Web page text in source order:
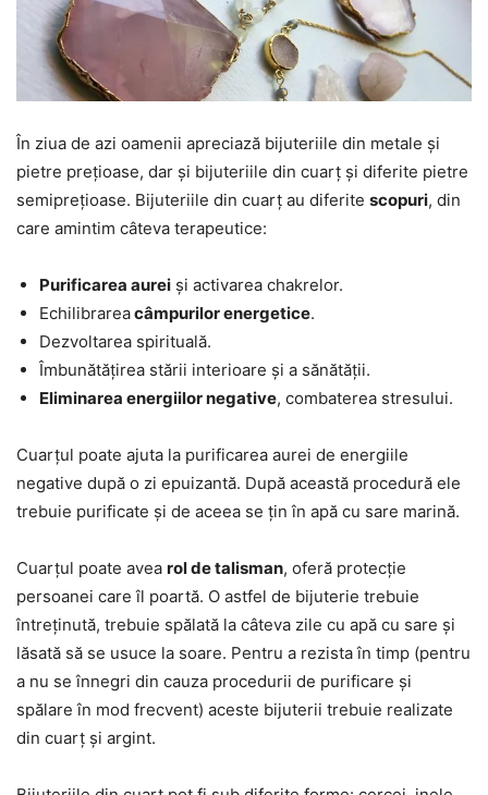
În ziua de azi oamenii apreciază bijuteriile din metale și
pietre prețioase, dar și bijuteriile din cuarț și diferite pietre
semiprețioase. Bijuteriile din cuarț au diferite scopuri, din
care amintim câteva terapeutice:
Purificarea aurei și activarea chakrelor.
Echilibrareacâmpurilor energetice.
Dezvoltarea spirituală.
Îmbunătățirea stării interioare și a sănătății.
Eliminarea energiilor negative, combaterea stresului.
Cuarțul poate ajuta la purificarea aurei de energiile
negative după o zi epuizantă. După această procedură ele
trebuie purificate și de aceea se țin în apă cu sare marină.
Cuarțul poate avea rol de talisman, oferă protecție
persoanei care îl poartă. O astfel de bijuterie trebuie
întreținută, trebuie spălată la câteva zile cu apă cu sare și
lăsată să se usuce la soare. Pentru a rezista în timp (pentru
a nu se înnegri din cauza procedurii de purificare și
spălare în mod frecvent) aceste bijuterii trebuie realizate
din cuarț și argint.